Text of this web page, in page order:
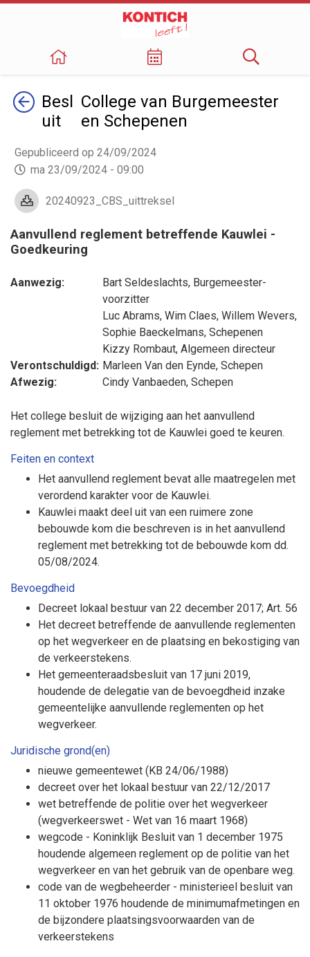
TerugBesl
uit
College van Burgemeester
en Schepenen
Gepubliceerd op 24/09/2024
ma 23/09/2024 - 09:00
20240923_CBS_uittreksel
Aanvullend reglement betreffende Kauwlei -
Goedkeuring
Aanwezig: Bart Seldeslachts, Burgemeester-
voorzitter
Luc Abrams, Wim Claes, Willem Wevers,
Sophie Baeckelmans, Schepenen
Kizzy Rombaut, Algemeen directeur
Verontschuldigd: Marleen Van den Eynde, Schepen
Afwezig:
Cindy Vanbaeden, Schepen
Het college besluit de wijziging aan het aanvullend
reglement met betrekking tot de Kauwlei goed te keuren.
Feiten en context
Het aanvullend reglement bevat alle maatregelen met
verordend karakter voor de Kauwlei.
Kauwlei maakt deel uit van een ruimere zone
bebouwde kom die beschreven is in het aanvullend
reglement met betrekking tot de bebouwde kom dd.
05/08/2024.
Bevoegdheid
Decreet lokaal bestuur van 22 december 2017; Art. 56
Het decreet betreffende de aanvullende reglementen
op het wegverkeer en de plaatsing en bekostiging van
de verkeerstekens.
Het gemeenteraadsbesluit van 17 juni 2019,
houdende de delegatie van de bevoegdheid inzake
gemeentelijke aanvullende reglementen op het
wegverkeer.
Juridische grond(en)
nieuwe gemeentewet (KB 24/06/1988)
decreet over het lokaal bestuur van 22/12/2017
wet betreffende de politie over het wegverkeer
(wegverkeerswet - Wet van 16 maart 1968)
wegcode - Koninklijk Besluit van 1 december 1975
houdende algemeen reglement op de politie van het
wegverkeer en van het gebruik van de openbare weg.
code van de wegbeheerder - ministerieel besluit van
11 oktober 1976 houdende de minimumafmetingen en
de bijzondere plaatsingsvoorwaarden van de
verkeerstekens